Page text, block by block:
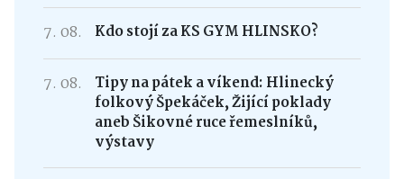
7. 08. Kdo stojí za KS GYM HLINSKO?
7. 08.
Tipy na pátek a víkend: Hlinecký
folkový Špekáček, Žijící poklady
aneb Šikovné ruce řemeslníků,
výstavy